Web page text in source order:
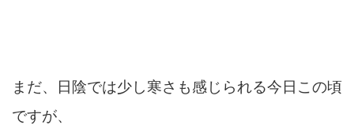
まだ、日陰では少し寒さも感じられる今日この頃
ですが、